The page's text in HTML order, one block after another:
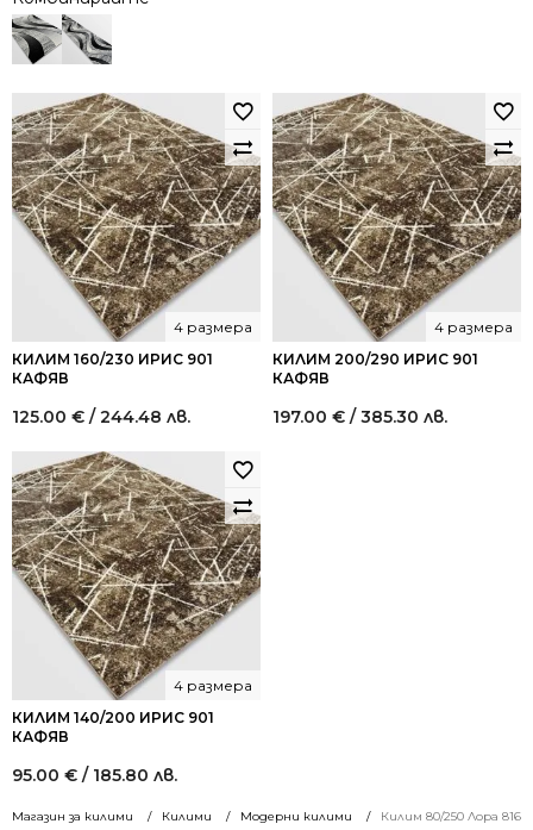
Магазин за килими Килими Модерни килими Килим 80/250 Лора
1,020.00
лв..
612.17
лв..
КИЛИМ 160/230 ИРИС 901
КАФЯВ
4 размера
125.00 € / 244.48 лв.
КИЛИМ 200/290 ИРИС 901
КАФЯВ
4 размера
197.00 € / 385.30 лв.
КИЛИМ 140/200 ИРИС 901
КАФЯВ
4 размера
95.00 € / 185.80 лв.